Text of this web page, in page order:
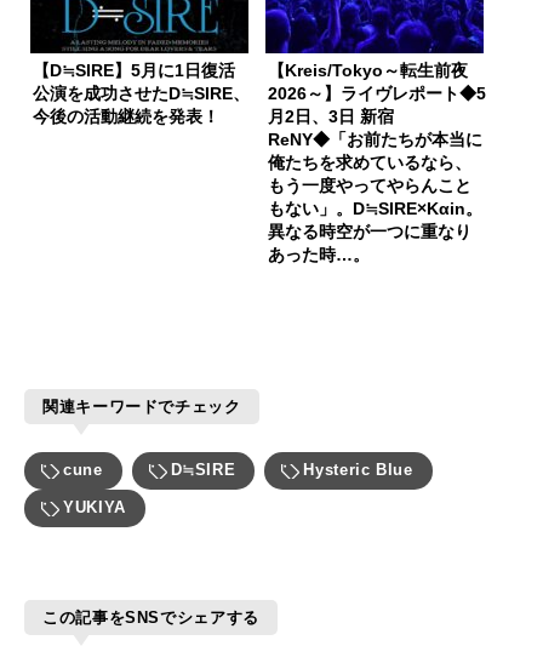
【D≒SIRE】5月に1日復活
公演を成功させたD≒SIRE、
今後の活動継続を発表！
【Kreis/Tokyo～転生前夜
2026～】ライヴレポート◆5
月2日、3日 新宿
ReNY◆「お前たちが本当に
俺たちを求めているなら、
もう一度やってやらんこと
もない」。D≒SIRE×Kαin。
異なる時空が一つに重なり
あった時…。
関連キーワードでチェック
cune D≒SIRE Hysteric Blue
YUKIYA
この記事をSNSでシェアする